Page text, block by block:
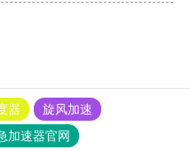
器
旋风加速
加速器官网